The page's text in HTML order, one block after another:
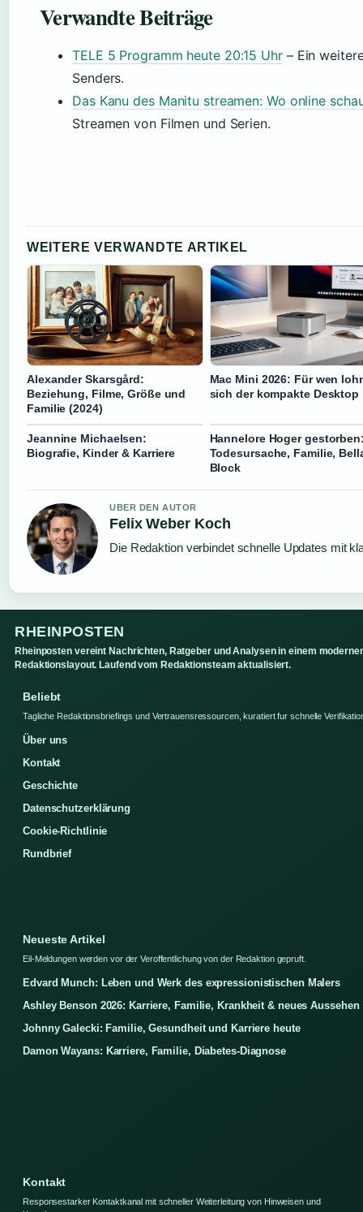
Verwandte Beiträge
TELE 5 Programm heute 20:15 Uhr– Ein
Senders.
Das Kanu des Manitu streamen: Wo online
Streamen von Filmen und Serien.
WEITERE VERWANDTE ARTIKEL
Alexander Skarsgård:
Beziehung, Filme, Größe und
Familie (2024)
Mac Mini 2026: Für wen
sich der kompakte Desktop
Jeannine Michaelsen:
Biografie, Kinder & Karriere
Hannelore Hoger
Todesursache, Familie,
Block
UBER DEN AUTOR
Felix Weber Koch
Die Redaktion verbindet schnelle Updates mit
RHEINPOSTEN
Rheinposten vereint Nachrichten, Ratgeber und Analysen in einem
Redaktionslayout. Laufend vom Redaktionsteam aktualisiert.
Beliebt
Tagliche Redaktionsbriefings und Vertrauensressourcen, kuratiert fur schnelle
Über uns
Kontakt
Geschichte
Datenschutzerklärung
Cookie-Richtlinie
Rundbrief
Neueste Artikel
Eil-Meldungen werden vor der Veroffentlichung von der Redaktion gepruft.
Edvard Munch: Leben und Werk des expressionistischen Malers
Ashley Benson 2026: Karriere, Familie, Krankheit & neues Aussehen
Johnny Galecki: Familie, Gesundheit und Karriere heute
Damon Wayans: Karriere, Familie, Diabetes-Diagnose
Kontakt
Responsestarker Kontaktkanal mit schneller Weiterleitung von Hinweisen und